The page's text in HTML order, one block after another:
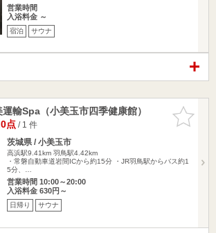
営業時間
入浴料金 ～
宿泊 サウナ
お気に入
りに追加
輸Spa（小美玉市四季健康館）
点/ 1 件
茨城県 / 小美玉市
高浜駅9.41km 羽鳥駅4.42km
・常磐自動車道岩間ICから約15分 ・JR羽鳥駅からバス約1
5分、…
営業時間 10:00～20:00
入浴料金 630円～
日帰り サウナ